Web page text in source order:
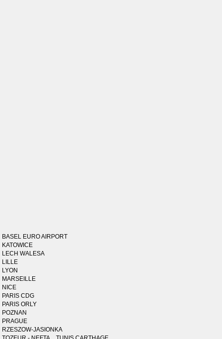
BASEL EURO AIRPORT
KATOWICE
LECH WALESA
LILLE
LYON
MARSEILLE
NICE
PARIS CDG
PARIS ORLY
POZNAN
PRAGUE
RZESZOW-JASIONKA